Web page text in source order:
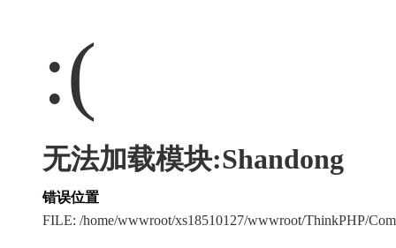
:(
无法加载模块:Shandong
错误位置
FILE: /home/wwwroot/xs18510127/wwwroot/ThinkPHP/